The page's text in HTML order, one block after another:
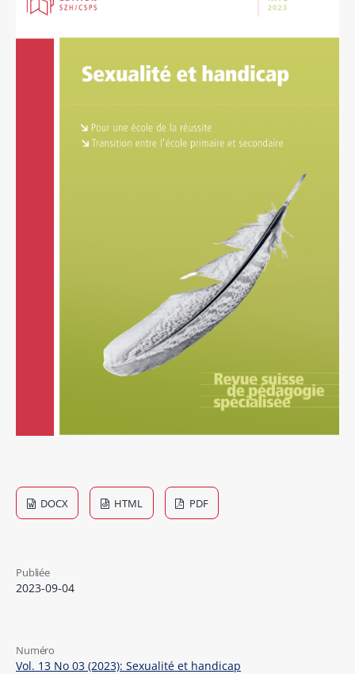
DOCX HTML PDF
Publiée
2023-09-04
Numéro
Vol. 13 No 03 (2023): Sexualité et handicap